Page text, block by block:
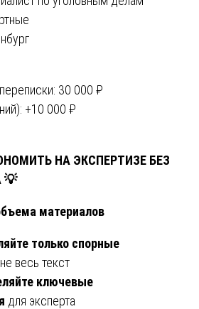
30 000 ₽
+10 000 ₽
НА ЭКСПЕРТИЗЕ БЕЗ
💡
материалов
только спорные
весь текст
ключевые
для эксперта